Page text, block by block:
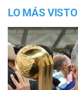
LO MÁS VISTO